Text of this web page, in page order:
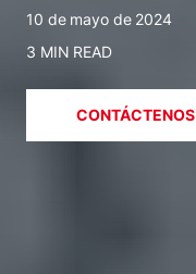
10 de mayo de 2024
3 MIN READ
CONTÁCTENOS